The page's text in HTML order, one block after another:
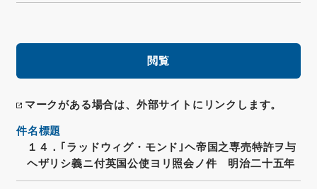
閲覧
マークがある場合は、外部サイトにリンクします。
件名標題
１４．｢ラッドウィグ・モンド｣ヘ帝国之専売特許ヲ与
ヘザリシ義ニ付英国公使ヨリ照会ノ件 明治二十五年